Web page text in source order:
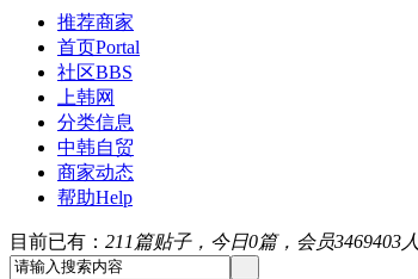
推荐商家
首页Portal
社区BBS
上韩网
分类信息
中韩自贸
商家动态
帮助Help
目前已有： 211篇贴子，今日0篇，会员3469403人